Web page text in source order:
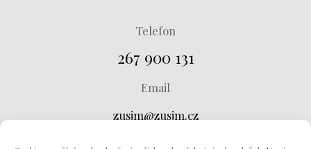
Telefon
267 900 131
Email
zusjm@zusjm.cz
Adresa